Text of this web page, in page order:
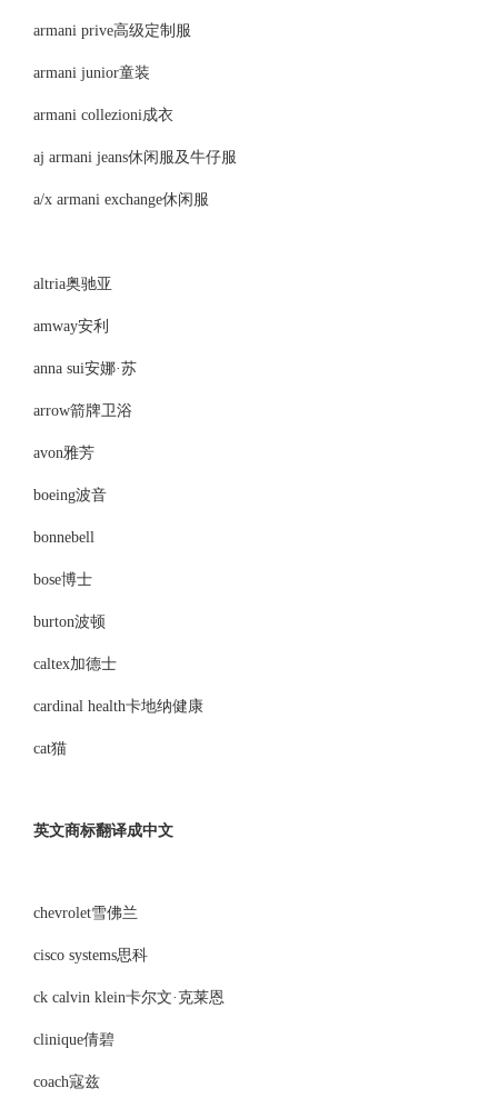
armani prive高级定制服
armani junior童装
armani collezioni成衣
aj armani jeans休闲服及牛仔服
a/x armani exchange休闲服
altria奥驰亚
amway安利
anna sui安娜·苏
arrow箭牌卫浴
avon雅芳
boeing波音
bonnebell
bose博士
burton波顿
caltex加德士
cardinal health卡地纳健康
cat猫
英文商标翻译成中文
chevrolet雪佛兰
cisco systems思科
ck calvin klein卡尔文·克莱恩
clinique倩碧
coach寇兹